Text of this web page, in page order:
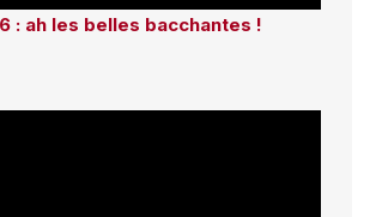
: ah les belles bacchantes !